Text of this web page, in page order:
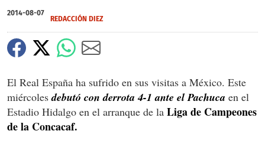
2014-08-07
REDACCIÓN DIEZ
El Real España ha sufrido en sus visitas a México. Este
miércolesdebutó con derrota 4-1 ante el Pachuca en el
Estadio Hidalgo en el arranque de la Liga de Campeones
de la Concacaf.